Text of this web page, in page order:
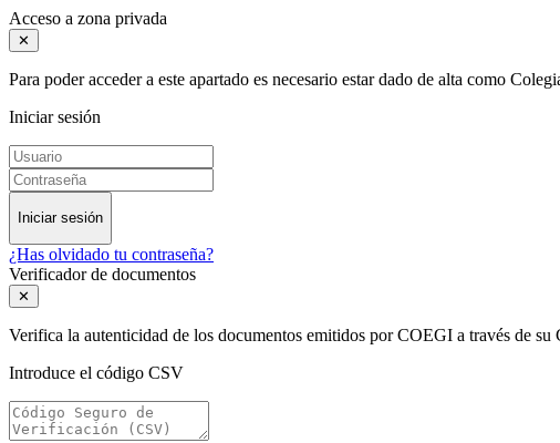
Acceso a zona privada
✕
Para poder acceder a este apartado es necesario estar dado de alta como
Iniciar sesión
Iniciar sesión
¿Has olvidado tu contraseña?
Verificador de documentos
✕
Verifica la autenticidad de los documentos emitidos por COEGI a través de
Introduce el código CSV